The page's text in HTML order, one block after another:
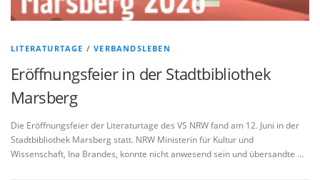
LITERATURTAGE /VERBANDSLEBEN
Eröffnungsfeier in der Stadtbibliothek
Marsberg
Die Eröffnungsfeier der Literaturtage des VS NRW fand am 12. Juni in der
Stadtbibliothek Marsberg statt. NRW Ministerin für Kultur und
Wissenschaft, Ina Brandes, konnte nicht anwesend sein und übersandte …